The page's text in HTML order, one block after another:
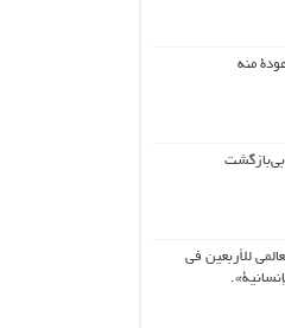
منه
للأربعين في